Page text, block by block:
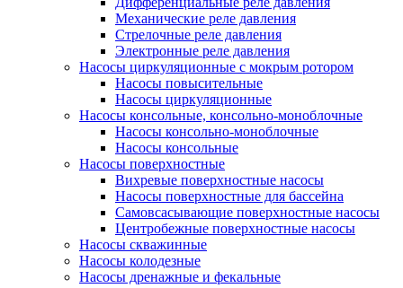
Механические реле давления
Стрелочные реле давления
Электронные реле давления
Насосы циркуляционные с мокрым ротором
Насосы повысительные
Насосы циркуляционные
Насосы консольные, консольно-моноблочные
Насосы консольно-моноблочные
Насосы консольные
Насосы поверхностные
Вихревые поверхностные насосы
Насосы поверхностные для бассейна
Самовсасывающие поверхностные насосы
Центробежные поверхностные насосы
Насосы скважинные
Насосы колодезные
Насосы дренажные и фекальные